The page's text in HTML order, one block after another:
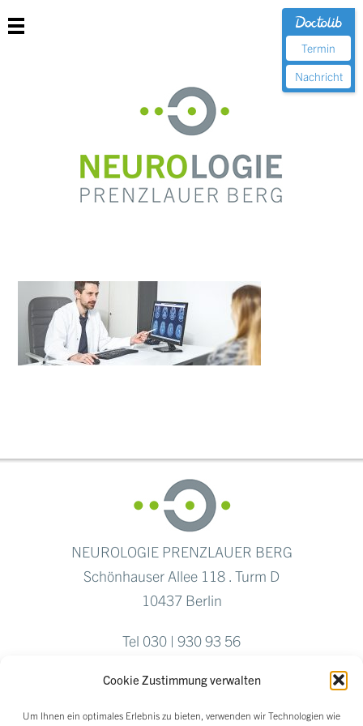
Cookie Zustimmung verwalten
Um Ihnen ein optimales Erlebnis zu bieten, verwenden wir Technologien wie
Termin
Nachricht
NEUROLOGIE PRENZLAUER BERG
Schönhauser Allee 118 . Turm D
10437 Berlin
Tel 030 | 930 93 56